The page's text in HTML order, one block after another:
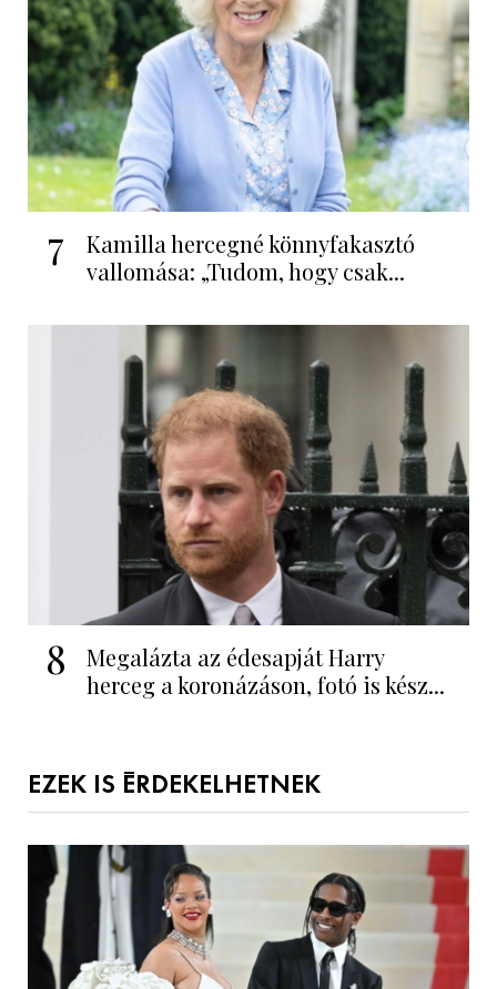
7
Kamilla hercegné könnyfakasztó
vallomása: „Tudom, hogy csak...
8
Megalázta az édesapját Harry
herceg a koronázáson, fotó is kész...
EZEK IS ÉRDEKELHETNEK